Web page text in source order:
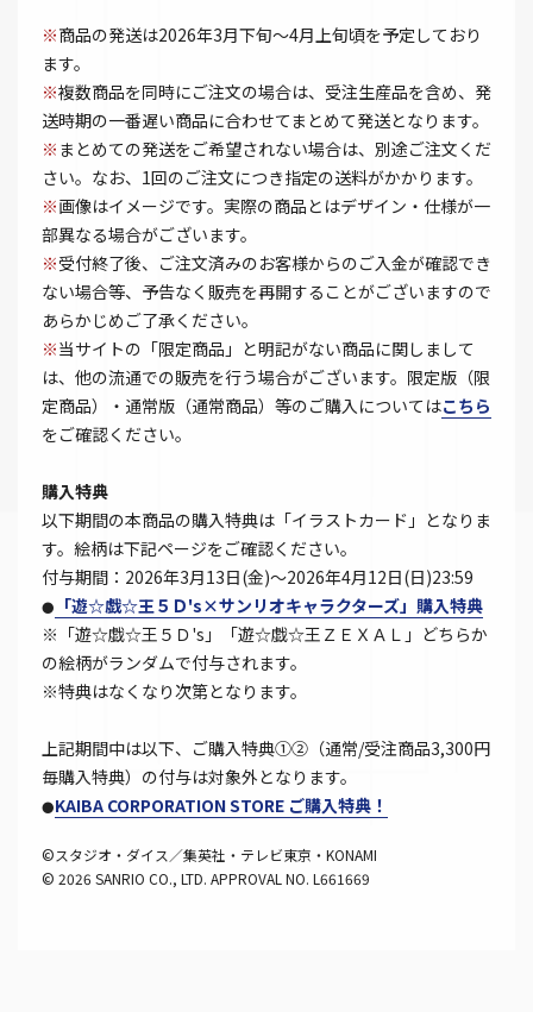
※商品の発送は2026年3月下旬～4月上旬頃を予定しており
ます。
※複数商品を同時にご注文の場合は、受注生産品を含め、発
送時期の一番遅い商品に合わせてまとめて発送となります。
※ まとめての発送をご希望されない場合は、別途ご注文くだ
さい。なお、1回のご注文につき指定の送料がかかります。
※画像はイメージです。実際の商品とはデザイン・仕様が一
部異なる場合がございます。
※受付終了後、ご注文済みのお客様からのご入金が確認でき
ない場合等、予告なく販売を再開することがございますので
あらかじめご了承ください。
※当サイトの「限定商品」と明記がない商品に関しまして
は、他の流通での販売を行う場合がございます。限定版（限
定商品）・通常版（通常商品）等のご購入についてはこちら
をご確認ください。
購入特典
以下期間の本商品の購入特典は「イラストカード」となりま
す。絵柄は下記ページをご確認ください。
付与期間：2026年3月13日(金)～2026年4月12日(日)23:59
●
「遊☆戯☆王５Ｄ's×サンリオキャラクターズ」購入特典
※「遊☆戯☆王５Ｄ's」「遊☆戯☆王ＺＥＸＡＬ」どちらか
の絵柄がランダムで付与されます。
※特典はなくなり次第となります。
上記期間中は以下、ご購入特典①②（通常/受注商品3,300円
毎購入特典）の付与は対象外となります。
●KAIBA CORPORATION STORE ご購入特典！
©スタジオ・ダイス／集英社・テレビ東京・KONAMI
© 2026 SANRIO CO., LTD. APPROVAL NO. L661669